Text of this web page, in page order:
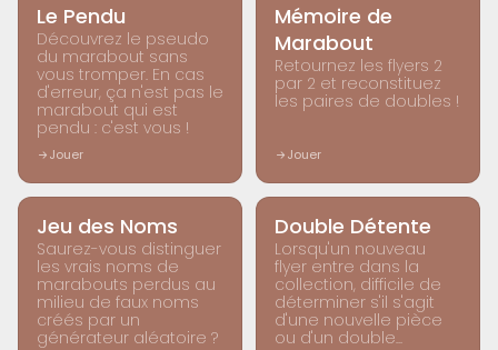
Le Pendu
Découvrez le pseudo
du marabout sans
vous tromper. En cas
d'erreur, ça n'est pas le
marabout qui est
pendu : c'est vous !
Jouer
Mémoire de
Marabout
Retournez les flyers 2
par 2 et reconstituez
les paires de doubles !
Jouer
Jeu des Noms
Saurez-vous distinguer
les vrais noms de
marabouts perdus au
milieu de faux noms
créés par un
générateur aléatoire ?
Double Détente
Lorsqu'un nouveau
flyer entre dans la
collection, difficile de
déterminer s'il s'agit
d'une nouvelle pièce
ou d'un double...